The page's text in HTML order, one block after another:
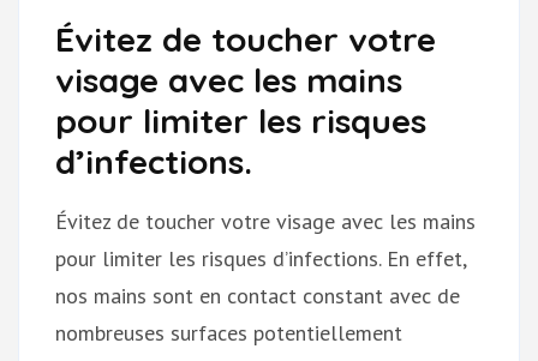
Évitez de toucher votre
visage avec les mains
pour limiter les risques
d’infections.
Évitez de toucher votre visage avec les mains
pour limiter les risques d’infections. En effet,
nos mains sont en contact constant avec de
nombreuses surfaces potentiellement